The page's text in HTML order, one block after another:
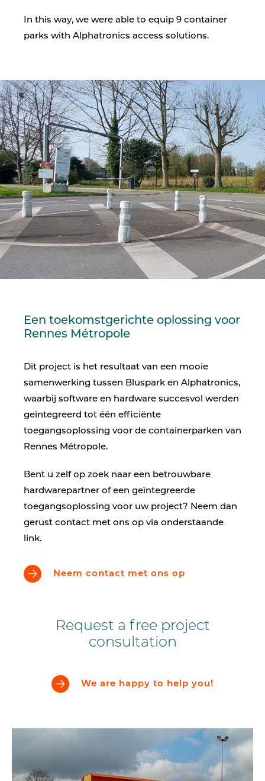
In this way, we were able to equip 9 container
parks with Alphatronics access solutions.
Een toekomstgerichte oplossing voor
Rennes Métropole
Dit project is het resultaat van een mooie
samenwerking tussen Bluspark en Alphatronics,
waarbij software en hardware succesvol werden
geïntegreerd tot één efficiënte
toegangsoplossing voor de containerparken van
Rennes Métropole.
Bent u zelf op zoek naar een betrouwbare
hardwarepartner of een geïntegreerde
toegangsoplossing voor uw project? Neem dan
gerust contact met ons op via onderstaande
link.
Neem contact met ons op
Request a free project
consultation
We are happy to help you!